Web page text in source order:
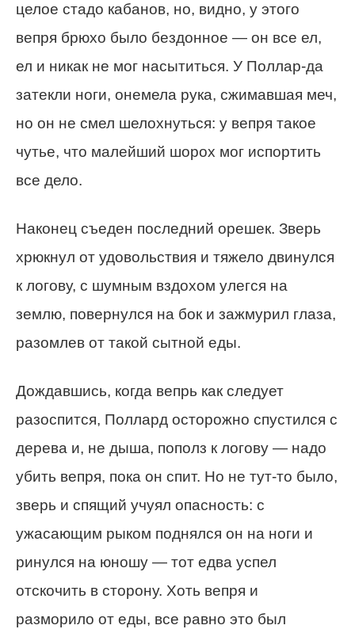
целое стадо кабанов, но, видно, у этого
вепря брюхо было бездонное — он все ел,
ел и никак не мог насытиться. У Поллар-да
затекли ноги, онемела рука, сжимавшая меч,
но он не смел шелохнуться: у вепря такое
чутье, что малейший шорох мог испортить
все дело.
Наконец съеден последний орешек. Зверь
хрюкнул от удовольствия и тяжело двинулся
к логову, с шумным вздохом улегся на
землю, повернулся на бок и зажмурил глаза,
разомлев от такой сытной еды.
Дождавшись, когда вепрь как следует
разоспится, Поллард осторожно спустился с
дерева и, не дыша, пополз к логову — надо
убить вепря, пока он спит. Но не тут-то было,
зверь и спящий учуял опасность: с
ужасающим рыком поднялся он на ноги и
ринулся на юношу — тот едва успел
отскочить в сторону. Хоть вепря и
разморило от еды, все равно это был